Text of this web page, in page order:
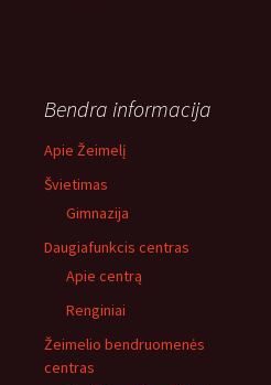
Bendra informacija
Apie Žeimelį
Švietimas
Gimnazija
Daugiafunkcis centras
Apie centrą
Renginiai
Žeimelio bendruomenės
centras